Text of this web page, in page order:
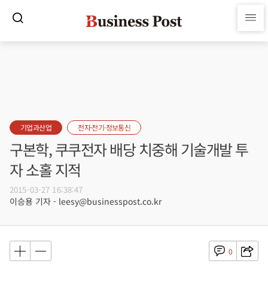
기업과산업 전자·전기·정보통신
구본학, 쿠쿠전자 배당 치중해 기술개발 투
자 소홀 지적
2015-03-27 16:38:47
이승용 기자 - leesy@businesspost.co.kr
0